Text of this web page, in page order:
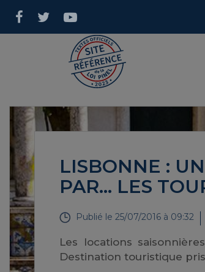
LISBONNE :
PAR… LES
Publié le 25/07/2016 à 09:32
Les locations
Destination touristique